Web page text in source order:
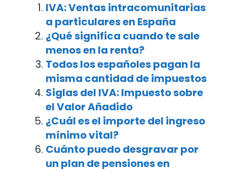
IVA: Ventas intracomunitarias
a particulares en España
¿Qué significa cuando te sale
menos en la renta?
Todos los españoles pagan la
misma cantidad de impuestos
Siglas del IVA: Impuesto sobre
el Valor Añadido
¿Cuál es el importe del ingreso
mínimo vital?
Cuánto puedo desgravar por
un plan de pensiones en